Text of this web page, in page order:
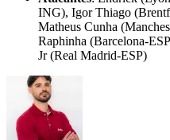
ING), Igor Thiago
Matheus Cunha
Raphinha (Barcelona-
Jr (Real Madrid-ESP)